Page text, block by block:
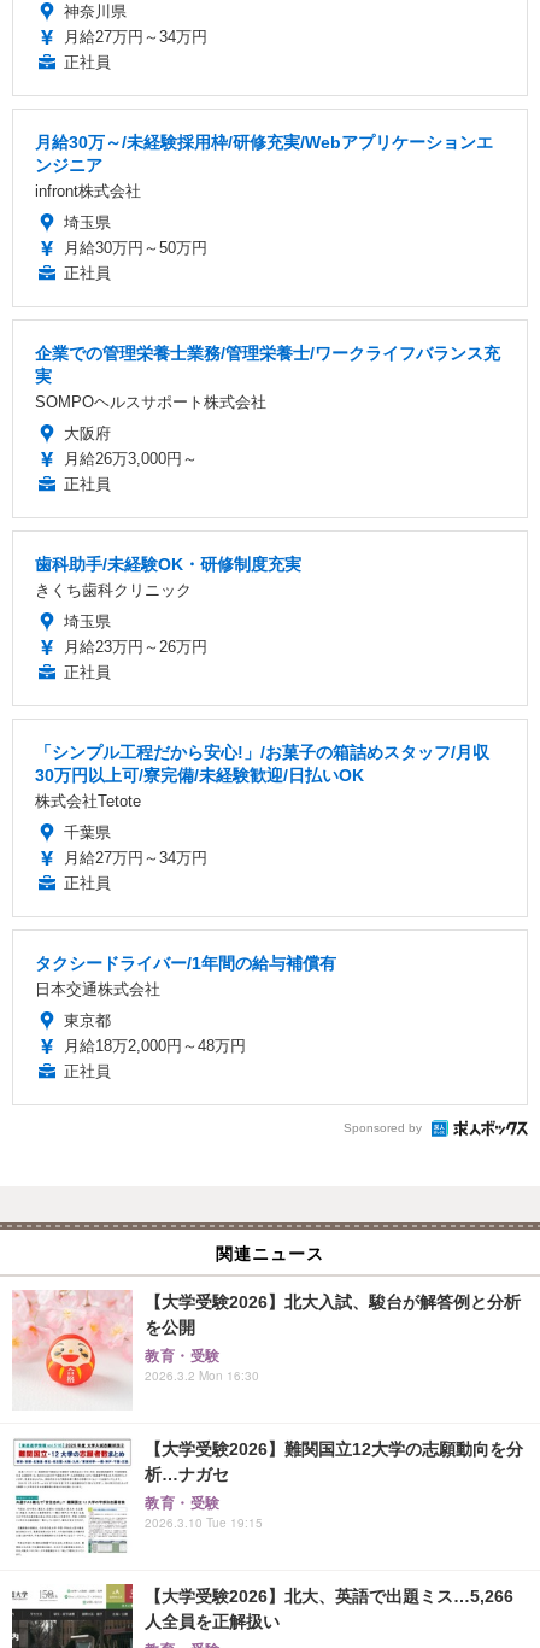
神奈川県
月給27万円～34万円
正社員
月給30万～/未経験採用枠/研修充実/Webアプリケーションエ
ンジニア
infront株式会社
埼玉県
月給30万円～50万円
正社員
企業での管理栄養士業務/管理栄養士/ワークライフバランス充
実
SOMPOヘルスサポート株式会社
大阪府
月給26万3,000円～
正社員
歯科助手/未経験OK・研修制度充実
きくち歯科クリニック
埼玉県
月給23万円～26万円
正社員
「シンプル工程だから安心!」/お菓子の箱詰めスタッフ/月収
30万円以上可/寮完備/未経験歓迎/日払いOK
株式会社Tetote
千葉県
月給27万円～34万円
正社員
タクシードライバー/1年間の給与補償有
日本交通株式会社
東京都
月給18万2,000円～48万円
正社員
Sponsored by
関連ニュース
【大学受験2026】北大入試、駿台が解答例と分析
を公開
教育・受験
2026.3.2 Mon 16:30
【大学受験2026】難関国立12大学の志願動向を分
析…ナガセ
教育・受験
2026.3.10 Tue 19:15
【大学受験2026】北大、英語で出題ミス…5,266
人全員を正解扱い